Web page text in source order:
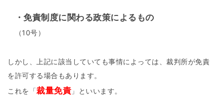
・免責制度に関わる政策によるもの
（10号）
しかし、上記に該当していても事情によっては、裁判所が免責
を許可する場合もあります。
これを「裁量免責 」といいます。